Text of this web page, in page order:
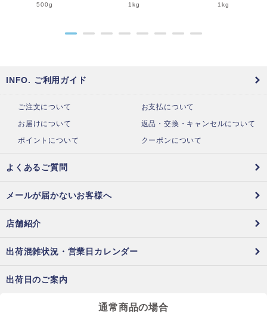
500g 1kg 1kg
● ● ● ● ● ● ●
INFO. ご利用ガイド
ご注文について
お支払について
お届けについて
返品・交換・キャンセルについて
ポイントについて
クーポンについて
よくあるご質問
メールが届かないお客様へ
店舗紹介
出荷混雑状況・営業日カレンダー
出荷日のご案内
通常商品の場合